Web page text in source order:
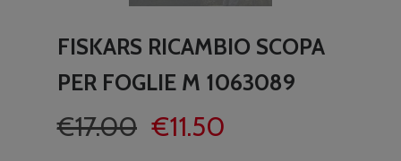
FISKARS RICAMBIO SCOPA
PER FOGLIE M 1063089
€17.00 Il€11.50